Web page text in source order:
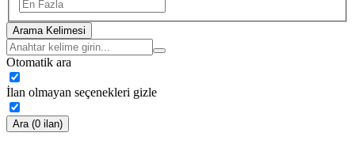
Arama Kelimesi
Otomatik ara
İlan olmayan seçenekleri gizle
Ara (0 ilan)